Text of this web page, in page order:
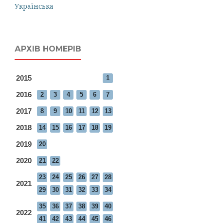
Українська
АРХІВ НОМЕРІВ
2015 1
2016 2 3 4 5 6 7
2017 8 9 10 11 12 13
2018 14 15 16 17 18 19
2019 20
2020 21 22
2021
23 24 25 26 27
28
29
30 31 32 33 34
2022
35 36 37 38 39
40
41
42 43 44 45 46